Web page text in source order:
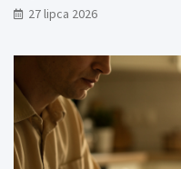
27 lipca 2026